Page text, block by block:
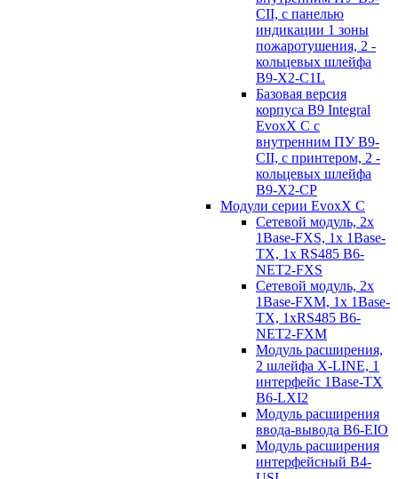
CII, с панелью
индикации 1 зоны
пожаротушения, 2 -
кольцевых шлейфа
B9-X2-C1L
Базовая версия
корпуса B9 Integral
EvoxX C с
внутренним ПУ B9-
CII, с принтером, 2 -
кольцевых шлейфа
B9-X2-CP
Модули серии EvoxX C
Сетевой модуль, 2x
1Base-FXS, 1x 1Base-
TX, 1x RS485 B6-
NET2-FXS
Сетевой модуль, 2x
1Base-FXM, 1x 1Base-
TX, 1xRS485 B6-
NET2-FXM
Модуль расширения,
2 шлейфа X-LINE, 1
интерфейс 1Base-TX
B6-LXI2
Модуль расширения
ввода-вывода B6-EIO
Модуль расширения
интерфейсный B4-